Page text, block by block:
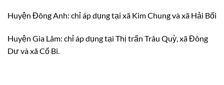
Huyện Đông Anh: chỉ áp dụng tại xã Kim Chung và xã Hải Bối
Huyện Gia Lâm: chỉ áp dụng tại Thị trấn Trâu Quỳ, xã Đông
Dư và xã Cổ Bi.